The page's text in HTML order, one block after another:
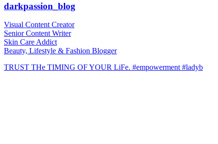
darkpassion_blog
Visual Content Creator
Senior Content Writer
Skin Care Addict
Beauty, Lifestyle & Fashion Blogger
TRUST THe TIMING OF YOUR LiFe. #empowerment #ladyb